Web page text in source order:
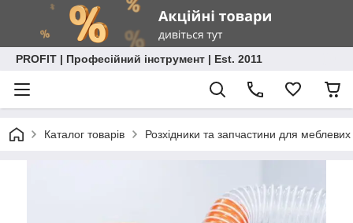
PROFIT | Професійний інструмент | Est. 2011
Каталог товарів Розхідники та запчастини для